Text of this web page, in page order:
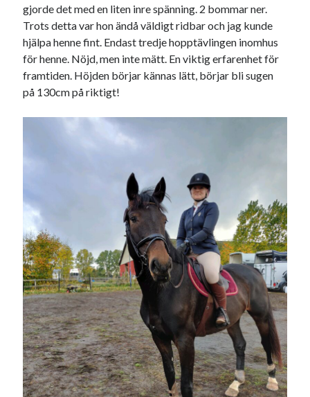
gjorde det med en liten inre spänning. 2 bommar ner.
Trots detta var hon ändå väldigt ridbar och jag kunde
hjälpa henne fint. Endast tredje hopptävlingen inomhus
för henne. Nöjd, men inte mätt. En viktig erfarenhet för
framtiden. Höjden börjar kännas lätt, börjar bli sugen
på 130cm på riktigt!